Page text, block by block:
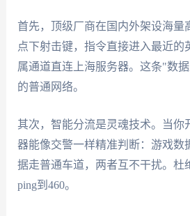
首先，顶级厂商在国内外架设海量
点下射击键，指令直接进入最近的
属通道直连上海服务器。这条"数
的普通网络。
其次，智能分流是灵魂技术。当你
器能像交警一样精准判断：游戏数
据走普通车道，两者互不干扰。杜
ping到460。